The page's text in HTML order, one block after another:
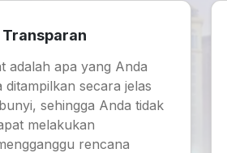
adalah apa yang Anda
ditampilkan secara jelas
sehingga Anda tidak
melakukan
rencana